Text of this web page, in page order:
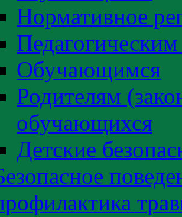
Нормативное
Обучающимся
Родителям
обучающихся
Детские